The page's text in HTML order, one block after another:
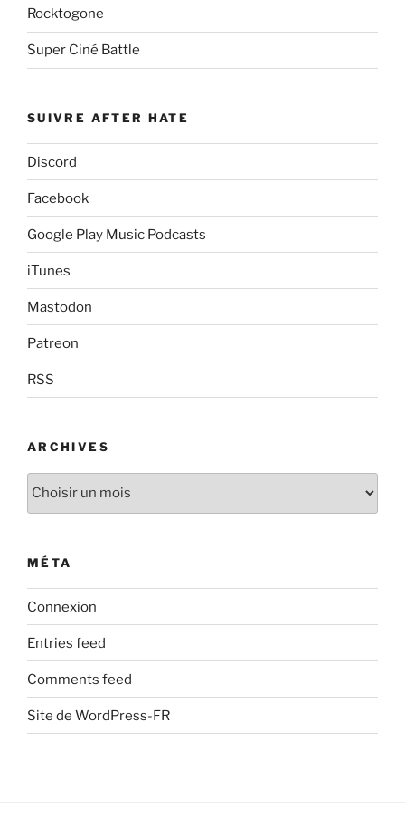
Rocktogone
Super Ciné Battle
SUIVRE AFTER HATE
Discord
Facebook
Google Play Music Podcasts
iTunes
Mastodon
Patreon
RSS
ARCHIVES
Archives
MÉTA
Connexion
Entries feed
Comments feed
Site de WordPress-FR